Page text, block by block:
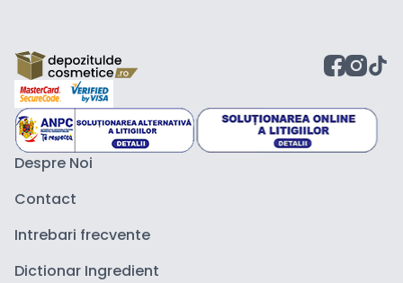
Despre Noi
Contact
Intrebari frecvente
Dictionar Ingredient